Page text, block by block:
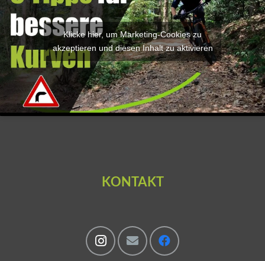
Klicke hier, um Marketing-Cookies zu
akzeptieren und diesen Inhalt zu aktivieren
KONTAKT